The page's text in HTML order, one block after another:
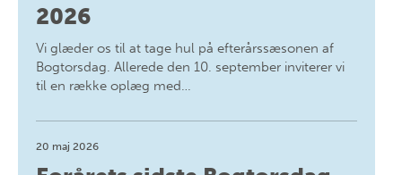
2026
Vi glæder os til at tage hul på efterårssæsonen af
Bogtorsdag. Allerede den 10. september inviterer vi
til en række oplæg med…
20 maj 2026